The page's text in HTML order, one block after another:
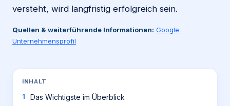
versteht, wird langfristig erfolgreich sein.
Quellen & weiterführende Informationen: Google
Unternehmensprofil
INHALT
Das Wichtigste im Überblick